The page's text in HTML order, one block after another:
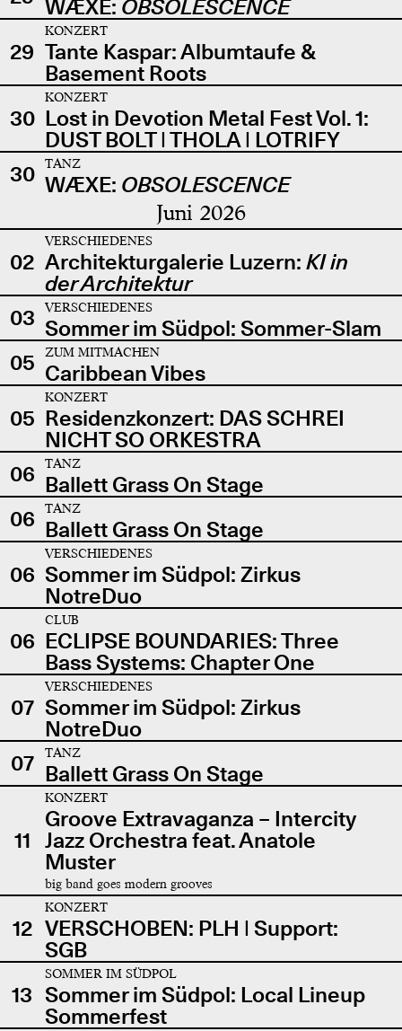
WÆXE: OBSOLESCENCE
29
KONZERT
Tante Kaspar: Albumtaufe &
Basement Roots
30
KONZERT
Lost in Devotion Metal Fest Vol. 1:
DUST BOLT | THOLA | LOTRIFY
30
TANZ
WÆXE: OBSOLESCENCE
Juni 2026
02
VERSCHIEDENES
Architekturgalerie Luzern: KI in
der Architektur
03
VERSCHIEDENES
Sommer im Südpol: Sommer-Slam
05
ZUM MITMACHEN
Caribbean Vibes
05
KONZERT
Residenzkonzert: DAS SCHREI
NICHT SO ORKESTRA
06
TANZ
Ballett Grass On Stage
06
TANZ
Ballett Grass On Stage
06
VERSCHIEDENES
Sommer im Südpol: Zirkus
NotreDuo
06
CLUB
ECLIPSE BOUNDARIES: Three
Bass Systems: Chapter One
07
VERSCHIEDENES
Sommer im Südpol: Zirkus
NotreDuo
07
TANZ
Ballett Grass On Stage
11
KONZERT
Groove Extravaganza – Intercity
Jazz Orchestra feat. Anatole
Muster
big band goes modern grooves
12
KONZERT
VERSCHOBEN: PLH | Support:
SGB
13
SOMMER IM SÜDPOL
Sommer im Südpol: Local Lineup
Sommerfest